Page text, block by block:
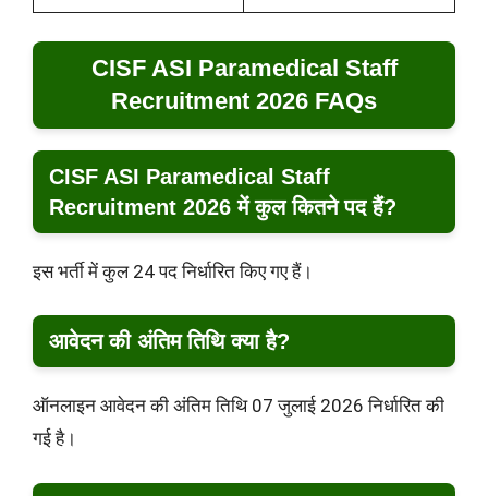
CISF ASI Paramedical Staff
Recruitment 2026 FAQs
CISF ASI Paramedical Staff
Recruitment 2026 में कुल कितने पद हैं?
इस भर्ती में कुल 24 पद निर्धारित किए गए हैं।
आवेदन की अंतिम तिथि क्या है?
ऑनलाइन आवेदन की अंतिम तिथि 07 जुलाई 2026 निर्धारित की
गई है।